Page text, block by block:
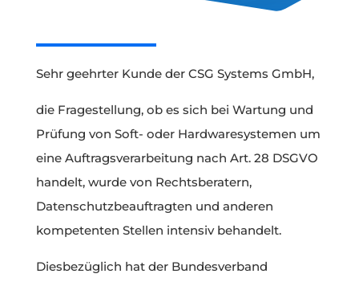
Sehr geehrter Kunde der CSG Systems GmbH,
die Fragestellung, ob es sich bei Wartung und
Prüfung von Soft- oder Hardwaresystemen um
eine Auftragsverarbeitung nach Art. 28 DSGVO
handelt, wurde von Rechtsberatern,
Datenschutzbeauftragten und anderen
kompetenten Stellen intensiv behandelt.
Diesbezüglich hat der Bundesverband